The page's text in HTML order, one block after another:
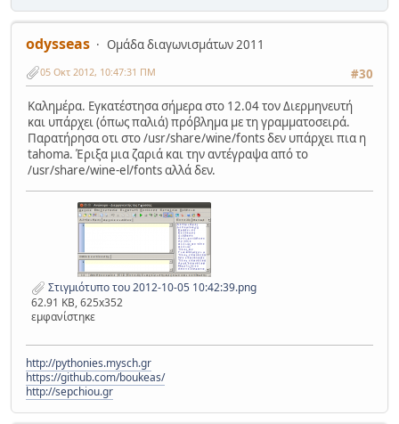
odysseas
Ομάδα διαγωνισμάτων 2011
#30
05 Οκτ 2012, 10:47:31 ΠΜ
Καλημέρα. Εγκατέστησα σήμερα στο 12.04 τον Διερμηνευτή
και υπάρχει (όπως παλιά) πρόβλημα με τη γραμματοσειρά.
Παρατήρησα οτι στο /usr/share/wine/fonts δεν υπάρχει πια η
tahoma. Έριξα μια ζαριά και την αντέγραψα από το
/usr/share/wine-el/fonts αλλά δεν.
Στιγμιότυπο του 2012-10-05 10:42:39.png
62.91 KB, 625x352
εμφανίστηκε
http://pythonies.mysch.gr
https://github.com/boukeas/
http://sepchiou.gr